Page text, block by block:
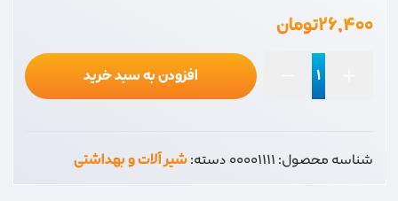
۲۶,۴۰۰تومان
ABS
افزودن به سبد خرید
شناسه محصول:00001111دسته:شیر آلات و بهداشتی